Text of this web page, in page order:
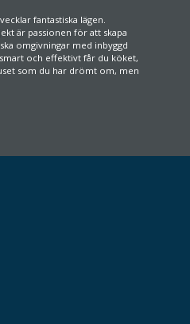
fantastiska lägen.
är passionen för att skapa
omgivningar med inbyggd
och effektivt får du köket,
som du har drömt om, men